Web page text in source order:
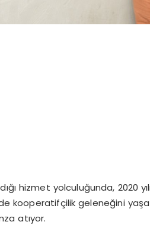
hizmet yolculuğunda, 2020
kooperatifçilik geleneğini
atıyor.